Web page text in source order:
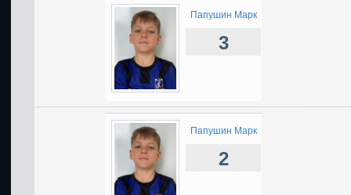
Папушин Марк
3
Папушин Марк
2